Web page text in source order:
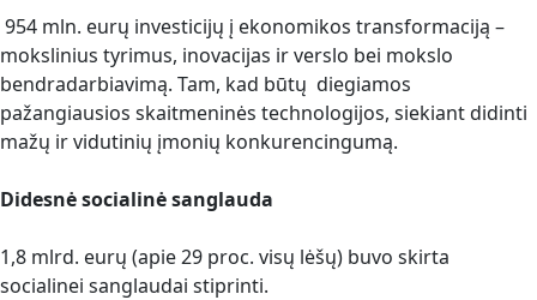
954 mln. eurų investicijų į ekonomikos transformaciją –
mokslinius tyrimus, inovacijas ir verslo bei mokslo
bendradarbiavimą. Tam, kad būtų diegiamos
pažangiausios skaitmeninės technologijos, siekiant didinti
mažų ir vidutinių įmonių konkurencingumą.
Didesnė socialinė sanglauda
1,8 mlrd. eurų (apie 29 proc. visų lėšų) buvo skirta
socialinei sanglaudai stiprinti.